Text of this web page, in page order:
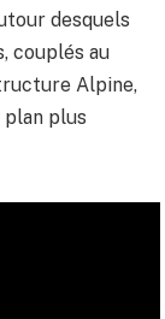
desquels
couplés au
Alpine,
plan plus